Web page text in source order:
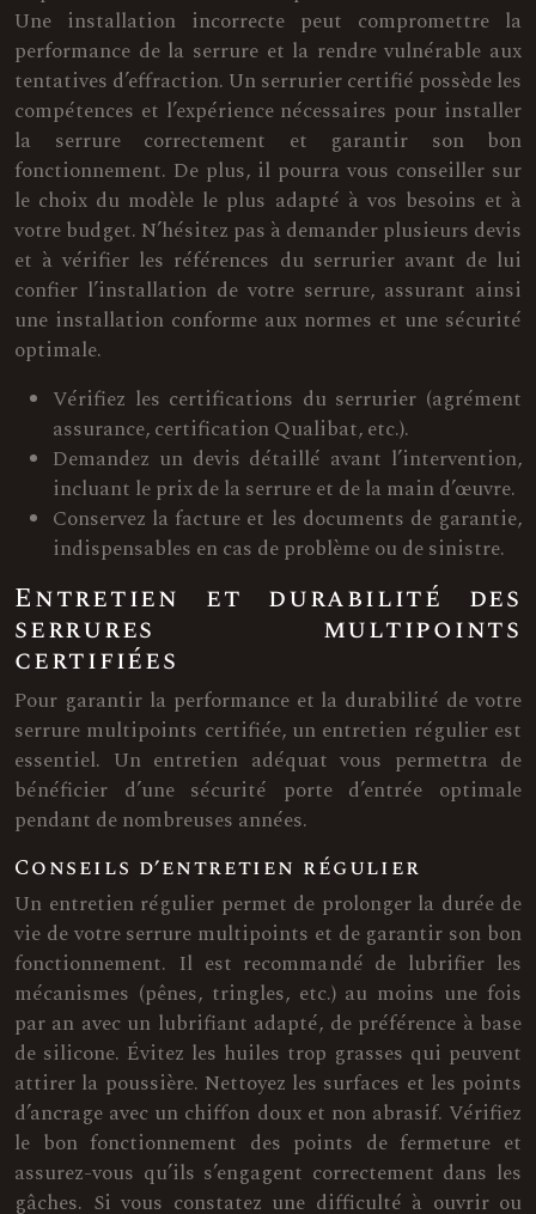
Une installation incorrecte peut compromettre la
performance de la serrure et la rendre vulnérable aux
tentatives d’effraction. Un serrurier certifié possède les
compétences et l’expérience nécessaires pour installer
la serrure correctement et garantir son bon
fonctionnement. De plus, il pourra vous conseiller sur
le choix du modèle le plus adapté à vos besoins et à
votre budget. N’hésitez pas à demander plusieurs devis
et à vérifier les références du serrurier avant de lui
confier l’installation de votre serrure, assurant ainsi
une installation conforme aux normes et une sécurité
optimale.
Vérifiez les certifications du serrurier (agrément
assurance, certification Qualibat, etc.).
Demandez un devis détaillé avant l’intervention,
incluant le prix de la serrure et de la main d’œuvre.
Conservez la facture et les documents de garantie,
indispensables en cas de problème ou de sinistre.
Entretien et durabilité des
serrures multipoints
certifiées
Pour garantir la performance et la durabilité de votre
serrure multipoints certifiée, un entretien régulier est
essentiel. Un entretien adéquat vous permettra de
bénéficier d’une sécurité porte d’entrée optimale
pendant de nombreuses années.
Conseils d’entretien régulier
Un entretien régulier permet de prolonger la durée de
vie de votre serrure multipoints et de garantir son bon
fonctionnement. Il est recommandé de lubrifier les
mécanismes (pênes, tringles, etc.) au moins une fois
par an avec un lubrifiant adapté, de préférence à base
de silicone. Évitez les huiles trop grasses qui peuvent
attirer la poussière. Nettoyez les surfaces et les points
d’ancrage avec un chiffon doux et non abrasif. Vérifiez
le bon fonctionnement des points de fermeture et
assurez-vous qu’ils s’engagent correctement dans les
gâches. Si vous constatez une difficulté à ouvrir ou